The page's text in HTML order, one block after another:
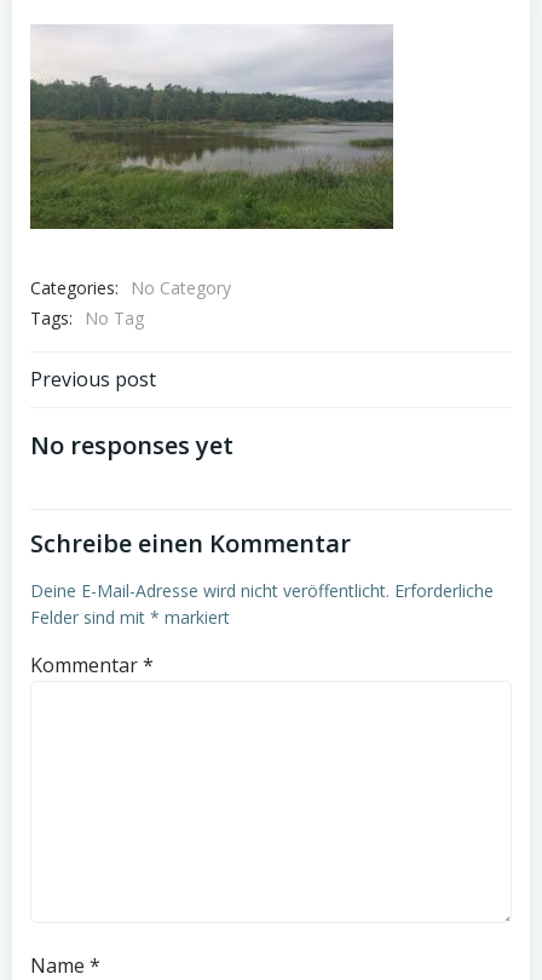
Categories:
No Category
Tags:
No Tag
Post
navigation
Previous post
No responses yet
Schreibe einen Kommentar
Deine E-Mail-Adresse wird nicht veröffentlicht. Erforderliche
Felder sind mit * markiert
Kommentar*
Name *